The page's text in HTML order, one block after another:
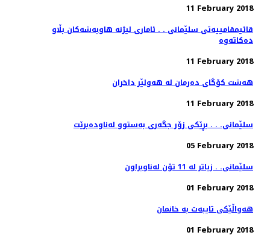
11 February 2018
قائیمقامییه‌تی سلێمانی . . ئاماری لیژنه‌ هاوبه‌شه‌كان بڵاو
11 February 2018
هەشت كۆگای دەرمان لە هەولێر داخران
11 February 2018
سلێمانی. . . بڕێكی زۆر جگه‌ری به‌ستوو له‌ناوده‌برێت
05 February 2018
سلێمانی. . زیاتر له‌ 11 تۆن له‌ناوبراون
01 February 2018
هه‌واڵێكی تایبه‌ت به‌ خانمان
01 February 2018